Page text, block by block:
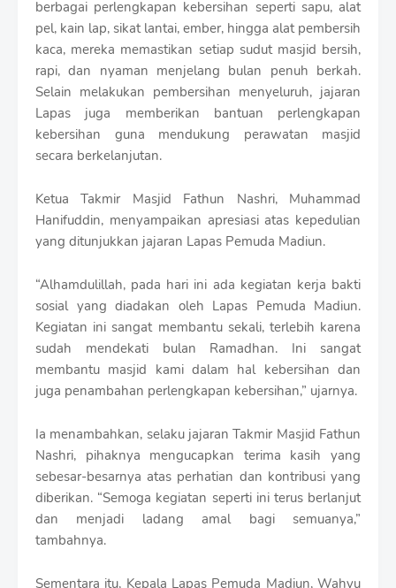
berbagai perlengkapan kebersihan seperti sapu, alat
pel, kain lap, sikat lantai, ember, hingga alat pembersih
kaca, mereka memastikan setiap sudut masjid bersih,
rapi, dan nyaman menjelang bulan penuh berkah.
Selain melakukan pembersihan menyeluruh, jajaran
Lapas juga memberikan bantuan perlengkapan
kebersihan guna mendukung perawatan masjid
secara berkelanjutan.
Ketua Takmir Masjid Fathun Nashri, Muhammad
Hanifuddin, menyampaikan apresiasi atas kepedulian
yang ditunjukkan jajaran Lapas Pemuda Madiun.
“Alhamdulillah, pada hari ini ada kegiatan kerja bakti
sosial yang diadakan oleh Lapas Pemuda Madiun.
Kegiatan ini sangat membantu sekali, terlebih karena
sudah mendekati bulan Ramadhan. Ini sangat
membantu masjid kami dalam hal kebersihan dan
juga penambahan perlengkapan kebersihan,” ujarnya.
Ia menambahkan, selaku jajaran Takmir Masjid Fathun
Nashri, pihaknya mengucapkan terima kasih yang
sebesar-besarnya atas perhatian dan kontribusi yang
diberikan. “Semoga kegiatan seperti ini terus berlanjut
dan menjadi ladang amal bagi semuanya,”
tambahnya.
Sementara itu, Kepala Lapas Pemuda Madiun, Wahyu
s